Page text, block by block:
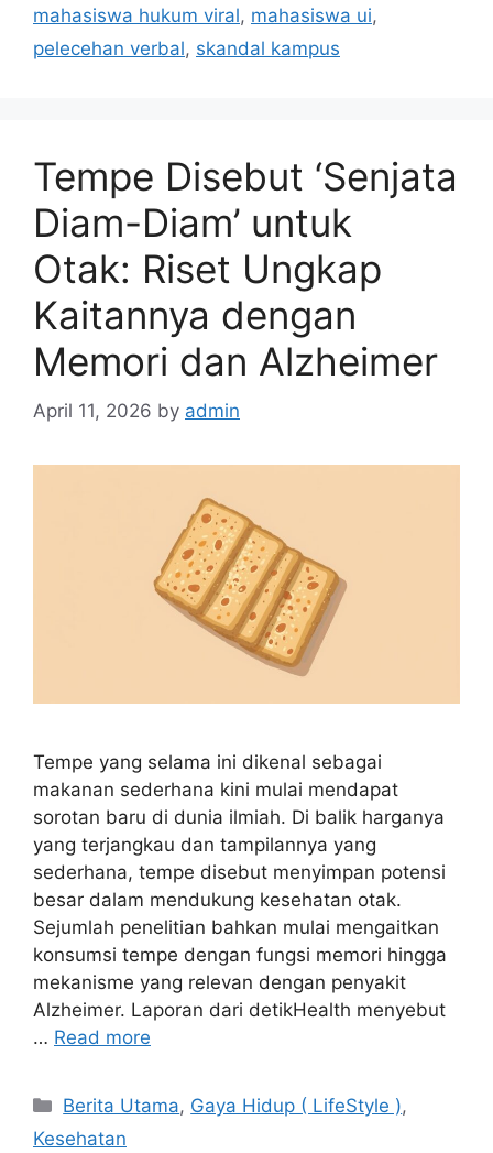
mahasiswa hukum viral, mahasiswa ui,
pelecehan verbal, skandal kampus
Tempe Disebut ‘Senjata
Diam-Diam’ untuk
Otak: Riset Ungkap
Kaitannya dengan
Memori dan Alzheimer
April 11, 2026 by admin
Tempe yang selama ini dikenal sebagai
makanan sederhana kini mulai mendapat
sorotan baru di dunia ilmiah. Di balik harganya
yang terjangkau dan tampilannya yang
sederhana, tempe disebut menyimpan potensi
besar dalam mendukung kesehatan otak.
Sejumlah penelitian bahkan mulai mengaitkan
konsumsi tempe dengan fungsi memori hingga
mekanisme yang relevan dengan penyakit
Alzheimer. Laporan dari detikHealth menyebut
… Read more
Categories
Berita Utama, Gaya Hidup ( LifeStyle ),
Kesehatan